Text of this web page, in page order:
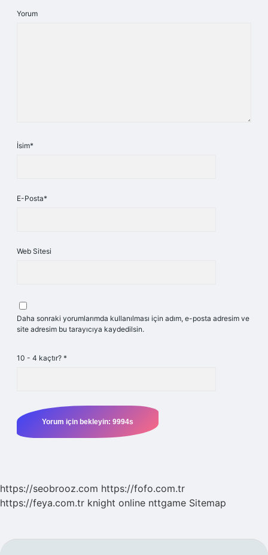
Yorum
İsim*
E-Posta*
Web Sitesi
Daha sonraki yorumlarımda kullanılması için adım, e-posta adresim ve
site adresim bu tarayıcıya kaydedilsin.
10 - 4 kaçtır? *
https://seobrooz.com https://fofo.com.tr
https://feya.com.tr knight online nttgame Sitemap